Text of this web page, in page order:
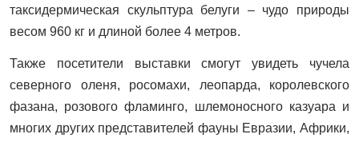
таксидермическая скульптура белуги – чудо природы
весом 960 кг и длиной более 4 метров.
Также посетители выставки смогут увидеть чучела
северного оленя, росомахи, леопарда, королевского
фазана, розового фламинго, шлемоносного казуара и
многих других представителей фауны Евразии, Африки,